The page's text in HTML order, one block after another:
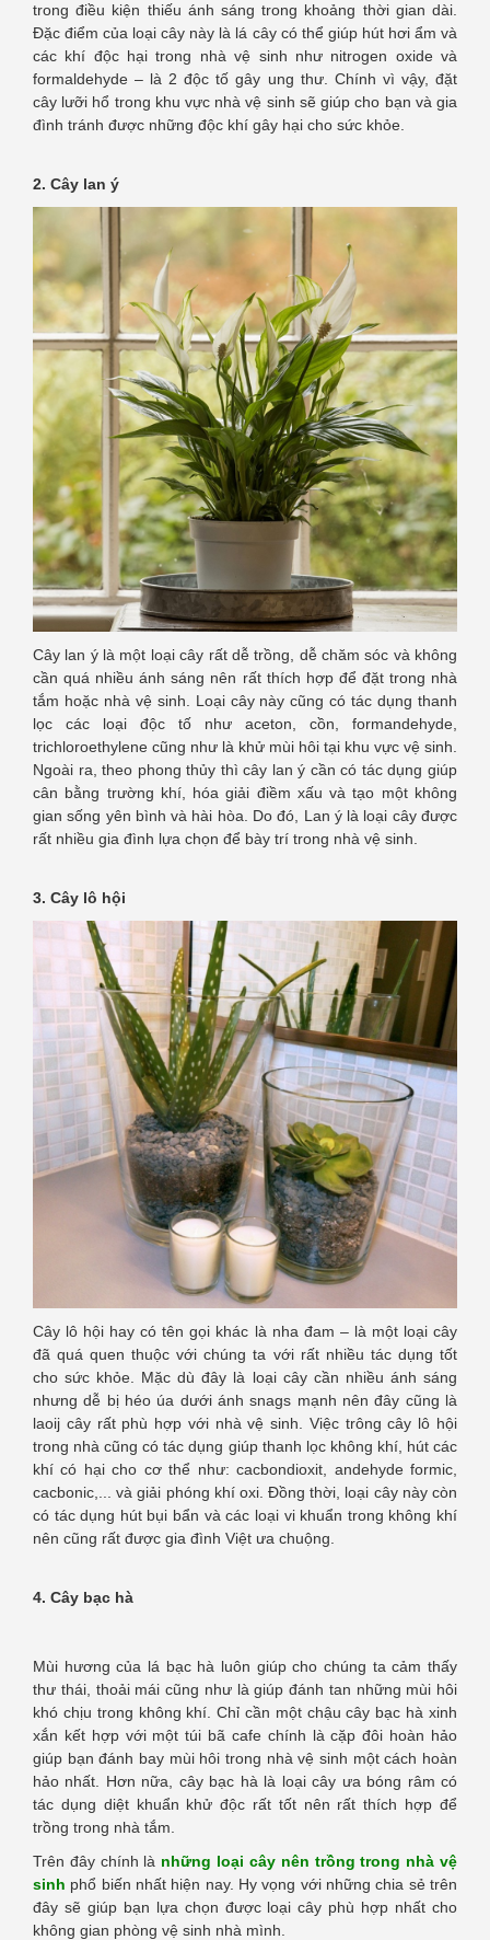
trong điều kiện thiếu ánh sáng trong khoảng thời gian dài.
Đặc điểm của loại cây này là lá cây có thể giúp hút hơi ẩm và
các khí độc hại trong nhà vệ sinh như nitrogen oxide và
formaldehyde – là 2 độc tố gây ung thư. Chính vì vậy, đặt
cây lưỡi hổ trong khu vực nhà vệ sinh sẽ giúp cho bạn và gia
đình tránh được những độc khí gây hại cho sức khỏe.
2. Cây lan ý
Cây lan ý là một loại cây rất dễ trồng, dễ chăm sóc và không
cần quá nhiều ánh sáng nên rất thích hợp để đặt trong nhà
tắm hoặc nhà vệ sinh. Loại cây này cũng có tác dụng thanh
lọc các loại độc tố như aceton, cồn, formandehyde,
trichloroethylene cũng như là khử mùi hôi tại khu vực vệ sinh.
Ngoài ra, theo phong thủy thì cây lan ý cần có tác dụng giúp
cân bằng trường khí, hóa giải điềm xấu và tạo một không
gian sống yên bình và hài hòa. Do đó, Lan ý là loại cây được
rất nhiều gia đình lựa chọn để bày trí trong nhà vệ sinh.
3. Cây lô hội
Cây lô hội hay có tên gọi khác là nha đam – là một loại cây
đã quá quen thuộc với chúng ta với rất nhiều tác dụng tốt
cho sức khỏe. Mặc dù đây là loại cây cần nhiều ánh sáng
nhưng dễ bị héo úa dưới ánh snags mạnh nên đây cũng là
laoij cây rất phù hợp với nhà vệ sinh. Việc trông cây lô hội
trong nhà cũng có tác dụng giúp thanh lọc không khí, hút các
khí có hại cho cơ thể như: cacbondioxit, andehyde formic,
cacbonic,... và giải phóng khí oxi. Đồng thời, loại cây này còn
có tác dụng hút bụi bẩn và các loại vi khuẩn trong không khí
nên cũng rất được gia đình Việt ưa chuộng.
4. Cây bạc hà
Mùi hương của lá bạc hà luôn giúp cho chúng ta cảm thấy
thư thái, thoải mái cũng như là giúp đánh tan những mùi hôi
khó chịu trong không khí. Chỉ cần một chậu cây bạc hà xinh
xắn kết hợp với một túi bã cafe chính là cặp đôi hoàn hảo
giúp bạn đánh bay mùi hôi trong nhà vệ sinh một cách hoàn
hảo nhất. Hơn nữa, cây bạc hà là loại cây ưa bóng râm có
tác dụng diệt khuẩn khử độc rất tốt nên rất thích hợp để
trồng trong nhà tắm.
Trên đây chính là những loại cây nên trồng trong nhà vệ
sinh phổ biến nhất hiện nay. Hy vọng với những chia sẻ trên
đây sẽ giúp bạn lựa chọn được loại cây phù hợp nhất cho
không gian phòng vệ sinh nhà mình.